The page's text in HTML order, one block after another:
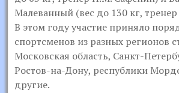
Малеванный (вес до 130 кг,
В этом году участие приняло
спортсменов из разных регионов
Московская область, Санкт-
Ростов-на-Дону, республики
другие.